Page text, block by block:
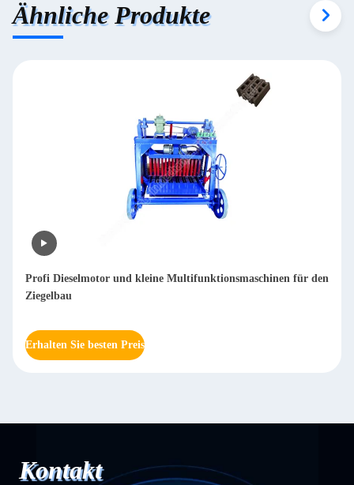
Ähnliche Produkte
Automatische Maschine zum Polieren von Blechmetall
Schleifen und Schleifen Poleriertes Edelstahlblech
Erhalten Sie besten Preis
Kontakt